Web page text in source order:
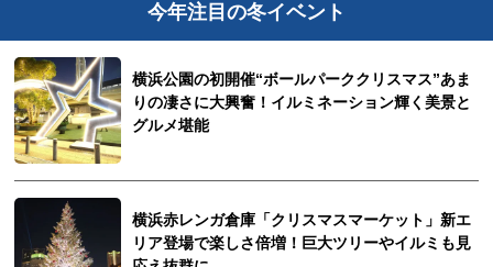
今年注目の冬イベント
横浜公園の初開催“ボールパーククリスマス”あま
りの凄さに大興奮！イルミネーション輝く美景と
グルメ堪能
横浜赤レンガ倉庫「クリスマスマーケット」新エ
リア登場で楽しさ倍増！巨大ツリーやイルミも見